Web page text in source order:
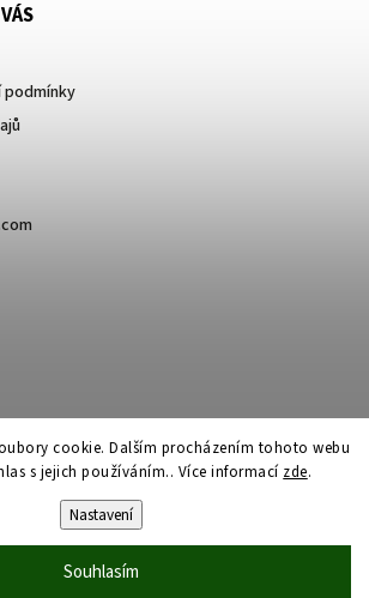
cookie. Dalším procházením tohoto webu
s jejich používáním.. Více informací zde.
Nastavení
Souhlasím
podmínky
Professor Onyx. Všechna práva vyhrazena.